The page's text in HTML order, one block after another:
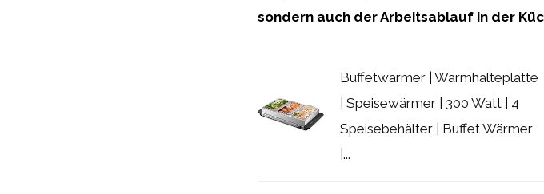
sondern auch der Arbeitsablauf in der
Buffetwärmer | Warmhalteplatte
| Speisewärmer | 300 Watt | 4
Speisebehälter | Buffet Wärmer
|...